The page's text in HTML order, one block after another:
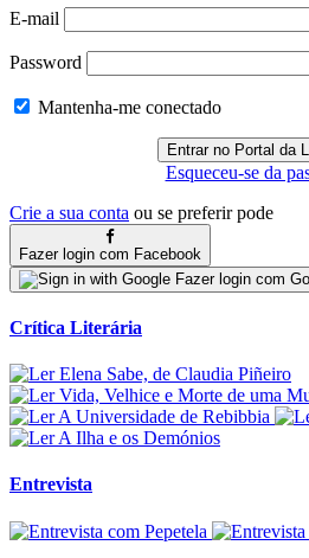
E-mail
Password
Mantenha-me conectado
Esqueceu-se da
Crie a sua conta ou se preferir pode
Fazer login com Facebook
Fazer login com
Crítica Literária
Entrevista